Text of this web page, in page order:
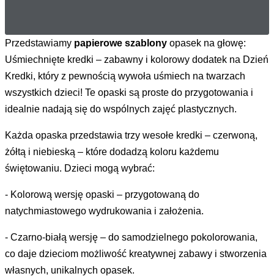
Przedstawiamy papierowe szablonyopasek na głowę:
Uśmiechnięte kredki – zabawny i kolorowy dodatek na Dzień
Kredki, który z pewnością wywoła uśmiech na twarzach
wszystkich dzieci! Te opaski są proste do przygotowania i
idealnie nadają się do wspólnych zajęć plastycznych.
Każda opaska przedstawia trzy wesołe kredki – czerwoną,
żółtą i niebieską – które dodadzą koloru każdemu
świętowaniu. Dzieci mogą wybrać:
- Kolorową wersję opaski – przygotowaną do
natychmiastowego wydrukowania i założenia.
- Czarno-białą wersję – do samodzielnego pokolorowania,
co daje dzieciom możliwość kreatywnej zabawy i stworzenia
własnych, unikalnych opasek.